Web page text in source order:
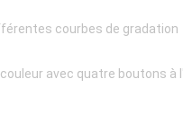
courbes de gradation
avec quatre boutons à